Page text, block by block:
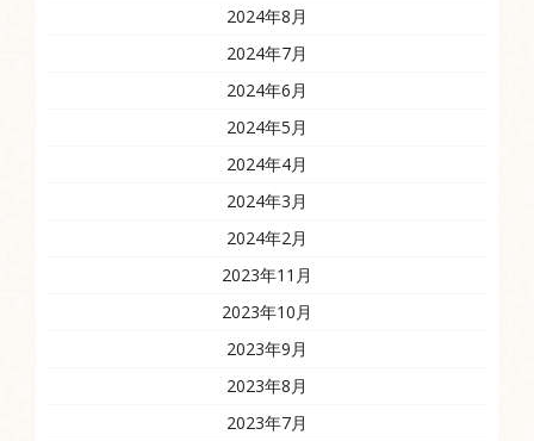
2024年8月
2024年7月
2024年6月
2024年5月
2024年4月
2024年3月
2024年2月
2023年11月
2023年10月
2023年9月
2023年8月
2023年7月